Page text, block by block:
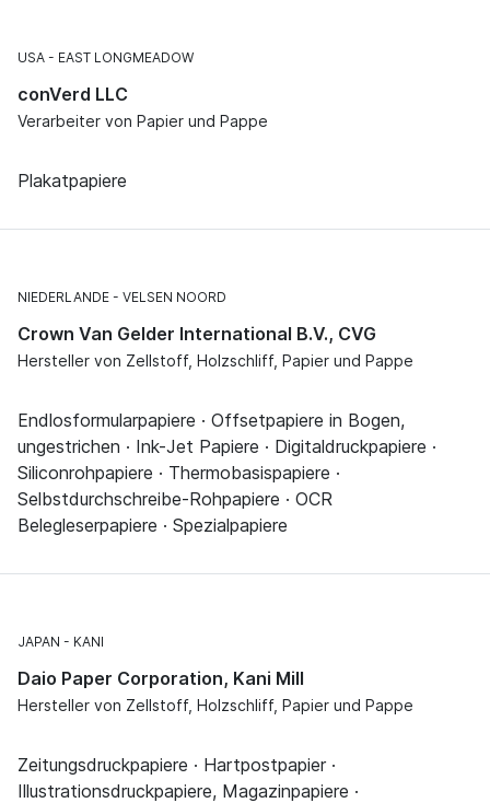
USA EAST LONGMEADOW
conVerd LLC
Verarbeiter von Papier und Pappe
Plakatpapiere
NIEDERLANDE VELSEN NOORD
Crown Van Gelder International B.V., CVG
Hersteller von Zellstoff, Holzschliff, Papier und Pappe
Endlosformularpapiere · Offsetpapiere in Bogen,
ungestrichen · Ink-Jet Papiere · Digitaldruckpapiere ·
Siliconrohpapiere · Thermobasispapiere ·
Selbstdurchschreibe-Rohpapiere · OCR
Belegleserpapiere · Spezialpapiere
JAPAN KANI
Daio Paper Corporation, Kani Mill
Hersteller von Zellstoff, Holzschliff, Papier und Pappe
Zeitungsdruckpapiere · Hartpostpapier ·
Illustrationsdruckpapiere, Magazinpapiere ·